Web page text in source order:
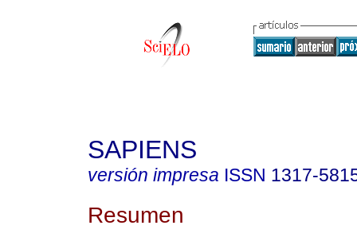
SAPIENS
versión impresa ISSN 1317-
Resumen